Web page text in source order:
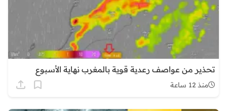
تحذير من عواصف رعدية قوية بالمغرب نهاية الأسبوع
منذ 12 ساعة